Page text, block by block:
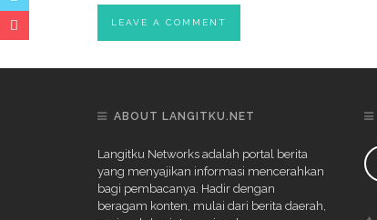
ABOUT LANGITKU.NET
Langitku Networks adalah portal berita
yang menyajikan informasi mencerahkan
bagi pembacanya. Hadir dengan
beragam konten, mulai dari berita daerah,